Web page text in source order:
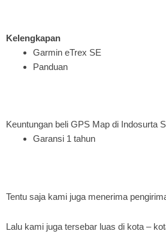
Kelengkapan
Garmin eTrex SE
Panduan
Keuntungan beli GPS Map di Indosurta
Garansi 1 tahun
Tentu saja kami juga menerima
Lalu kami juga tersebar luas di kota –